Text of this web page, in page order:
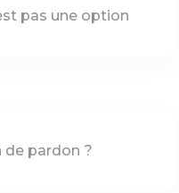
pas une option
de pardon ?